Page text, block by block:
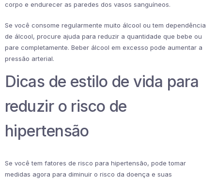
corpo e endurecer as paredes dos vasos sanguíneos.
Se você consome regularmente muito álcool ou tem dependência
de álcool, procure ajuda para reduzir a quantidade que bebe ou
pare completamente. Beber álcool em excesso pode aumentar a
pressão arterial.
Dicas de estilo de vida para
reduzir o risco de
hipertensão
Se você tem fatores de risco para hipertensão, pode tomar
medidas agora para diminuir o risco da doença e suas